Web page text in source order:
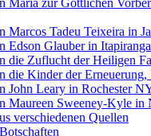
Marcos Tadeu Teixeira in
Edson Glauber in
die Zuflucht der Heiligen
die Kinder der Erneuerung,
John Leary in Rochester
Maureen Sweeney-Kyle
verschiedenen Quellen